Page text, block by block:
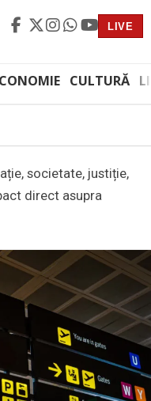
LIVE
CULTURĂ
societate, justiție,
direct asupra